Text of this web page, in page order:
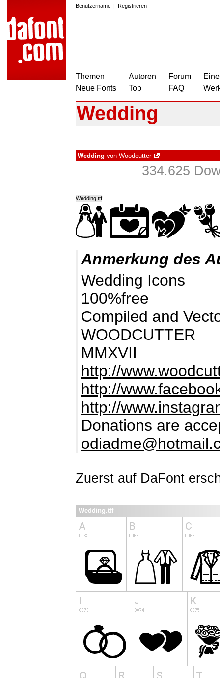
Benutzername | Registrieren
Themen
Neue Fonts
Autoren
Top
Forum
FAQ
Wedding
Wedding von Woodcutter
334.625
Wedding.ttf
Anmerkung des
Wedding Icons
100%free
Compiled and
WOODCUTTER
MMXVII
http://
http://
http://
Donations are
Zuerst auf DaFont
Wedding.ttf